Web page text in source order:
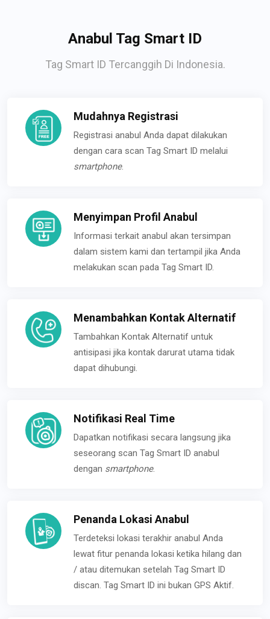
Anabul Tag Smart ID
Tag Smart ID Tercanggih Di Indonesia.
Mudahnya Registrasi
Registrasi anabul Anda dapat dilakukan
dengan cara scan Tag Smart ID melalui
smartphone.
Menyimpan Profil Anabul
Informasi terkait anabul akan tersimpan
dalam sistem kami dan tertampil jika Anda
melakukan scan pada Tag Smart ID.
Menambahkan Kontak Alternatif
Tambahkan Kontak Alternatif untuk
antisipasi jika kontak darurat utama tidak
dapat dihubungi.
Notifikasi Real Time
Dapatkan notifikasi secara langsung jika
seseorang scan Tag Smart ID anabul
dengan smartphone.
Penanda Lokasi Anabul
Terdeteksi lokasi terakhir anabul Anda
lewat fitur penanda lokasi ketika hilang dan
/ atau ditemukan setelah Tag Smart ID
discan. Tag Smart ID ini bukan GPS Aktif.